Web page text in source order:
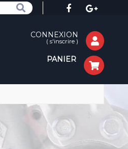
CONNEXION
( s'inscrire )
PANIER